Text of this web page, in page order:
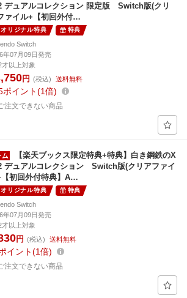
デュアルコレクション 限定版 Switch版(クリ
ァイル+【初回外付…
オリジナル特典 特典
Switch
年07月09日発売
才以上対象
円 (税込) 送料無料
ポイント 1倍
注文できない商品
【楽天ブックス限定特典+特典】白き鋼鉄のX
デュアルコレクション Switch版(クリアファイ
初回外付特典】A…
オリジナル特典 特典
Switch
年07月09日発売
才以上対象
円 (税込) 送料無料
イント 1倍
注文できない商品